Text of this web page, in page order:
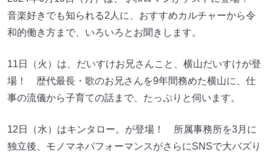
音楽好きでも知られる2人に、おすすめカルチャーから令
和的働き方まで、いろいろとお聞きします。
11日（火）は、だいすけお兄さんこと、横山だいすけが登
場！ 歴代最長・歌のお兄さんを9年間務めた横山に、仕
事の流儀から子育ての話まで、たっぷりと伺います。
12日（水）はキンタロー。が登場！ 所属事務所を3月に
独立後、モノマネパフォーマンスがさらにSNSで大バズり